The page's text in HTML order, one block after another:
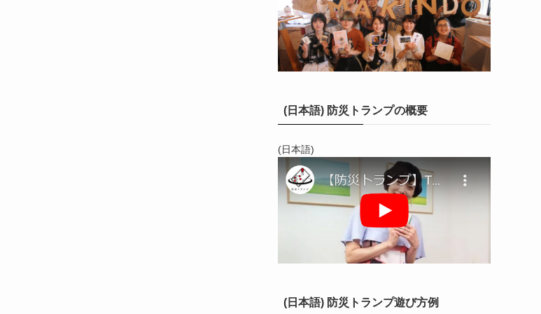
(日本語) 防災トランプの概要
(日本語)
(日本語) 防災トランプ遊び方例